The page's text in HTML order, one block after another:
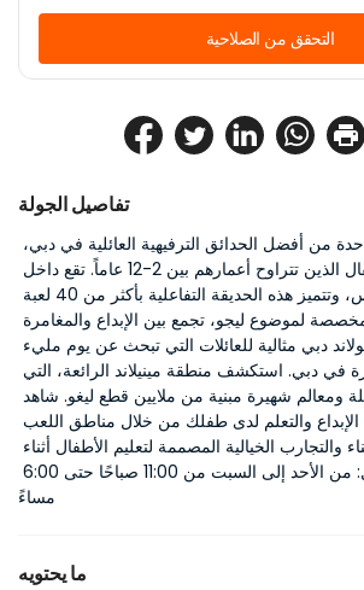
تفاصيل الجولة
مساءً
ما يحتويه
التحقق من الصلاحية